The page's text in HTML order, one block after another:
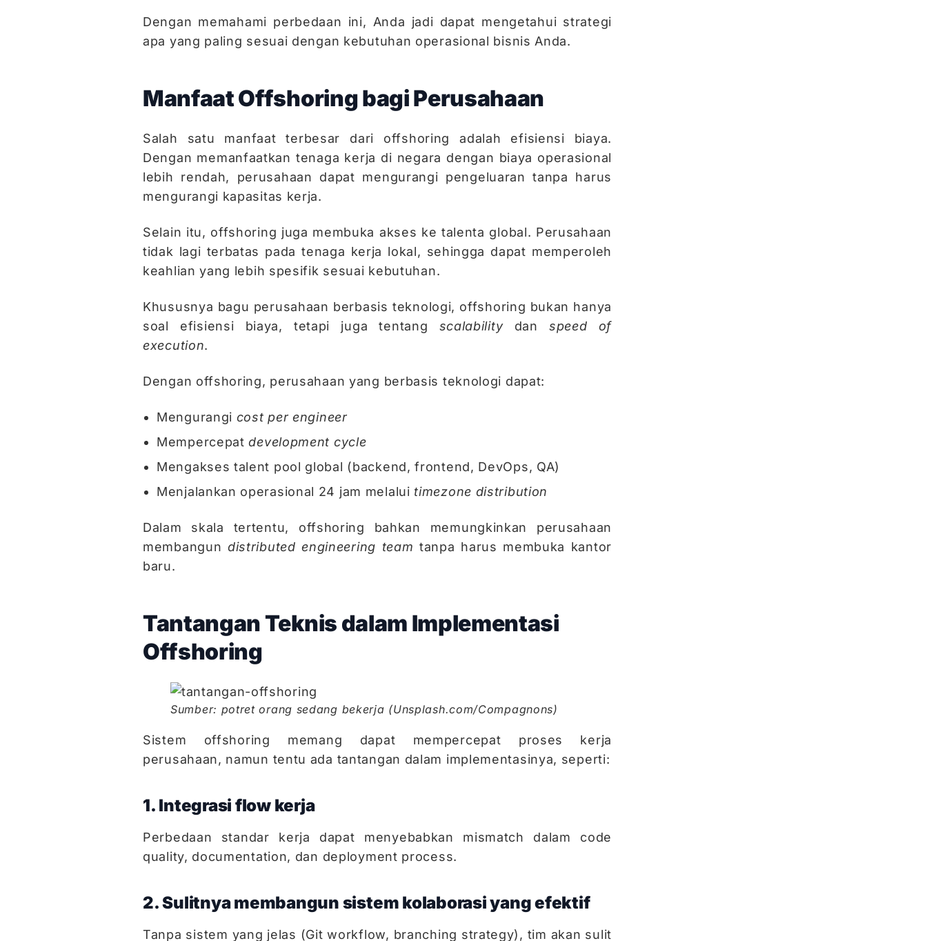
Dengan memahami perbedaan ini, Anda jadi dapat mengetahui strategi
apa yang paling sesuai dengan kebutuhan operasional bisnis Anda.
Manfaat Offshoring bagi Perusahaan
Salah satu manfaat terbesar dari offshoring adalah efisiensi biaya.
Dengan memanfaatkan tenaga kerja di negara dengan biaya operasional
lebih rendah, perusahaan dapat mengurangi pengeluaran tanpa harus
mengurangi kapasitas kerja.
Selain itu, offshoring juga membuka akses ke talenta global. Perusahaan
tidak lagi terbatas pada tenaga kerja lokal, sehingga dapat memperoleh
keahlian yang lebih spesifik sesuai kebutuhan.
Khususnya bagu perusahaan berbasis teknologi, offshoring bukan hanya
soal efisiensi biaya, tetapi juga tentang scalabilitydan speed of
execution.
Dengan offshoring, perusahaan yang berbasis teknologi dapat:
Mengurangi cost per engineer
Mempercepatdevelopment cycle
Mengakses talent pool global (backend, frontend, DevOps, QA)
Menjalankan operasional 24 jam melalui timezone distribution
Dalam skala tertentu, offshoring bahkan memungkinkan perusahaan
membangun distributed engineering team tanpa harus membuka kantor
baru.
Tantangan Teknis dalam Implementasi
Offshoring
Sumber: potret orang sedang bekerja (Unsplash.com/Compagnons)
Sistem offshoring memang dapat mempercepat proses kerja
perusahaan, namun tentu ada tantangan dalam implementasinya, seperti:
1. Integrasi flow kerja
Perbedaan standar kerja dapat menyebabkan mismatch dalam code
quality, documentation, dan deployment process.
2. Sulitnya membangun sistem kolaborasi yang efektif
Tanpa sistem yang jelas (Git workflow, branching strategy), tim akan sulit